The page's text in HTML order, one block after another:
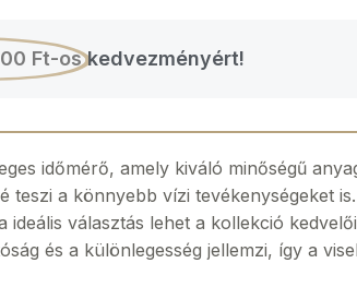
Ft-os kedvezményért!
időmérő, amely kiváló minőségű
a könnyebb vízi tevékenységeket
választás lehet a kollekció
és a különlegesség jellemzi, így a